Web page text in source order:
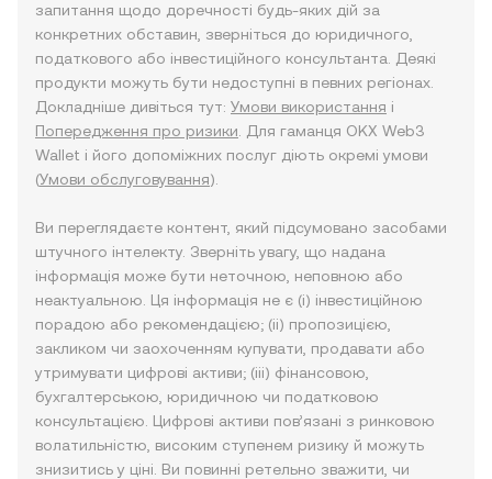
запитання щодо доречності будь-яких дій за
конкретних обставин, зверніться до юридичного,
податкового або інвестиційного консультанта. Деякі
продукти можуть бути недоступні в певних регіонах.
Докладніше дивіться тут: Умови використання і
Попередження про ризики . Для гаманця OKX Web3
Wallet і його допоміжних послуг діють окремі умови
(Умови обслуговування).
Ви переглядаєте контент, який підсумовано засобами
штучного інтелекту. Зверніть увагу, що надана
інформація може бути неточною, неповною або
неактуальною. Ця інформація не є (i) інвестиційною
порадою або рекомендацією; (ii) пропозицією,
закликом чи заохоченням купувати, продавати або
утримувати цифрові активи; (iii) фінансовою,
бухгалтерською, юридичною чи податковою
консультацією. Цифрові активи пов’язані з ринковою
волатильністю, високим ступенем ризику й можуть
знизитись у ціні. Ви повинні ретельно зважити, чи